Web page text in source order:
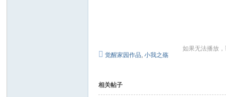
如果无法播放
觉醒家园作品,小我之殇
相关帖子